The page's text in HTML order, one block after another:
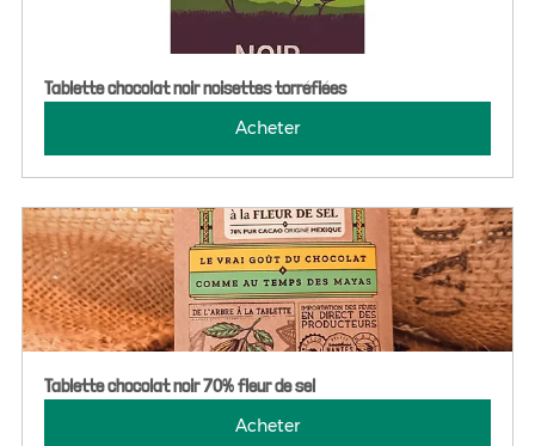
Tablette chocolat noir noisettes torréfiées
Acheter
Tablette chocolat noir 70% fleur de sel
Acheter